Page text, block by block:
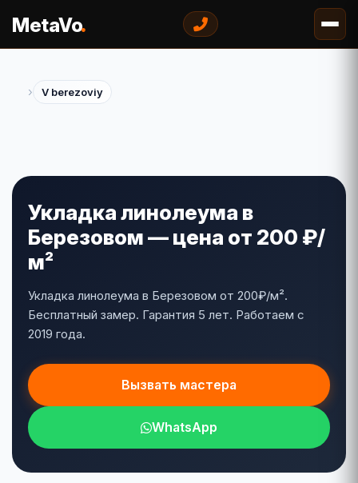
MetaVo.
› V berezoviy
Укладка линолеума в
Березовом — цена от 200 ₽/
м²
Укладка линолеума в Березовом от 200₽/м².
Бесплатный замер. Гарантия 5 лет. Работаем с
2019 года.
Вызвать мастера
WhatsApp